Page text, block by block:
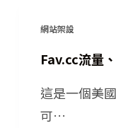
網站架設
Fav.cc流量
這是一個美
可…